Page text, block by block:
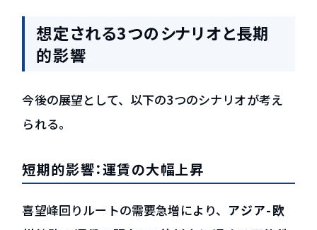
想定される3つのシナリオと長期
的影響
今後の展望として、以下の3つのシナリオが考え
られる。
短期的影響：運賃の大幅上昇
喜望峰回りルートの需要急増により、 アジア-欧